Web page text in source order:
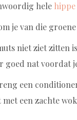
hele
niet ziet zitten
goed nat voordat
een
een zachte